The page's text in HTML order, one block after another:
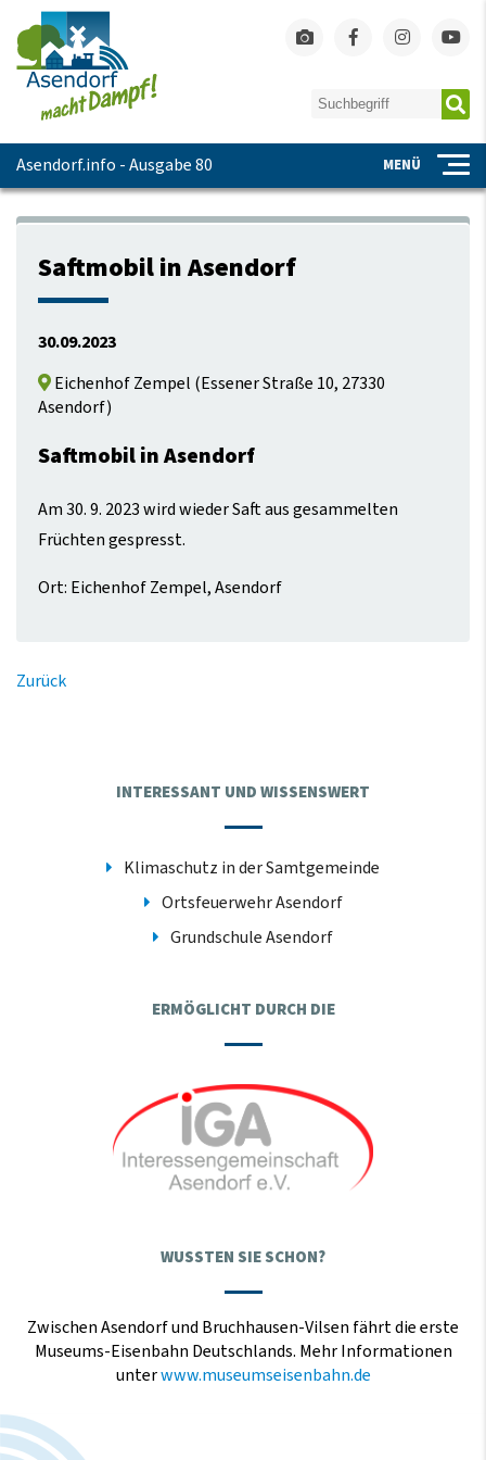
Asendorf.info - Ausgabe 80 MENÜ
Saftmobil in Asendorf
30.09.2023
Eichenhof Zempel (Essener Straße 10, 27330
Asendorf)
Saftmobil in Asendorf
Am 30. 9. 2023 wird wieder Saft aus gesammelten
Früchten gespresst.
Ort: Eichenhof Zempel, Asendorf
Zurück
INTERESSANT UND WISSENSWERT
Klimaschutz in der Samtgemeinde
Ortsfeuerwehr Asendorf
Grundschule Asendorf
ERMÖGLICHT DURCH DIE
WUSSTEN SIE SCHON?
Zwischen Asendorf und Bruchhausen-Vilsen fährt die erste
Museums-Eisenbahn Deutschlands. Mehr Informationen
unterwww.museumseisenbahn.de